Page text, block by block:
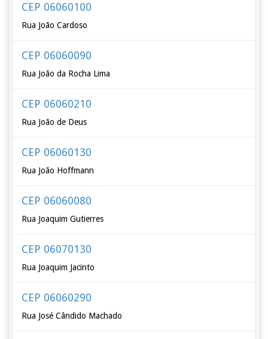
CEP 06060100
Rua João Cardoso
CEP 06060090
Rua João da Rocha Lima
CEP 06060210
Rua João de Deus
CEP 06060130
Rua João Hoffmann
CEP 06060080
Rua Joaquim Gutierres
CEP 06070130
Rua Joaquim Jacinto
CEP 06060290
Rua José Cândido Machado